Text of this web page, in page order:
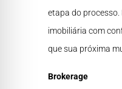
etapa do
imobiliária com
que sua próxima
Brokerage